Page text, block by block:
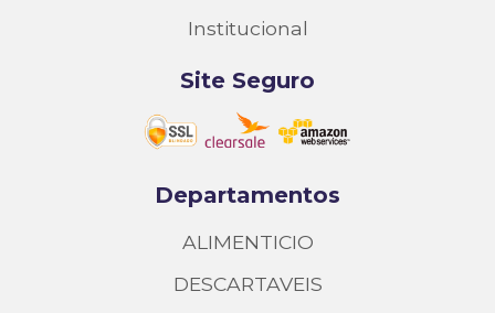
Institucional
Site Seguro
Departamentos
ALIMENTICIO
DESCARTAVEIS